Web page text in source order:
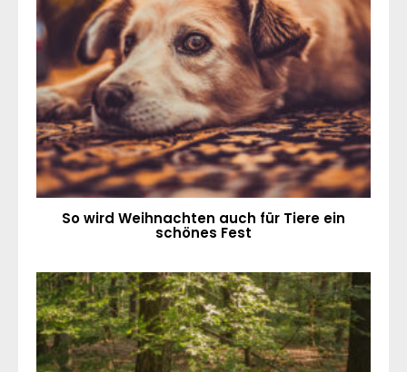
So wird Weihnachten auch für Tiere ein
schönes Fest